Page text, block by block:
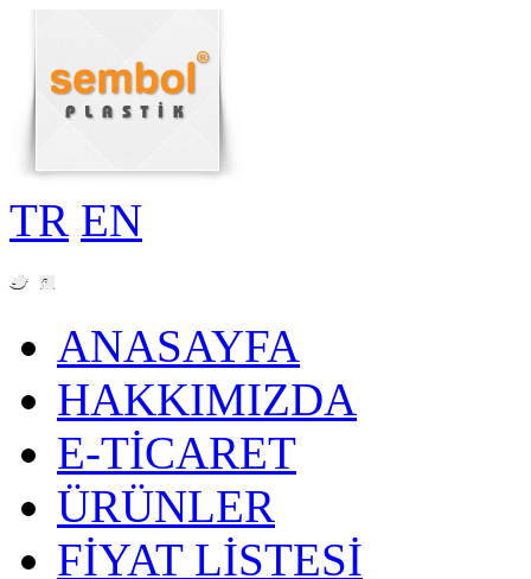
TR EN
ANASAYFA
HAKKIMIZDA
E-TİCARET
ÜRÜNLER
FİYAT LİSTESİ